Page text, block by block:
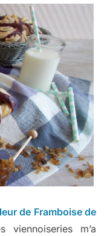
de Framboise de
m’a